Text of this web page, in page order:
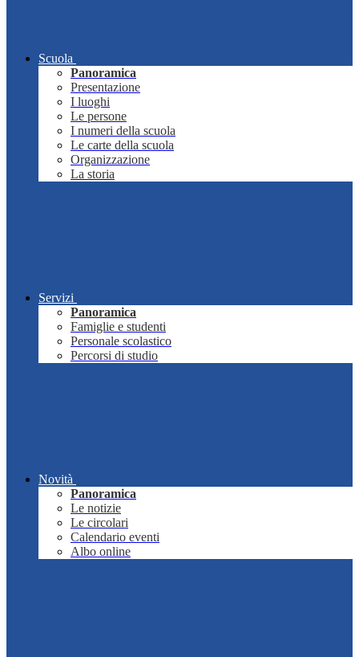
Scuola
Panoramica
Presentazione
I luoghi
Le persone
I numeri della scuola
Le carte della scuola
Organizzazione
La storia
Servizi
Panoramica
Famiglie e studenti
Personale scolastico
Percorsi di studio
Novità
Panoramica
Le notizie
Le circolari
Calendario eventi
Albo online